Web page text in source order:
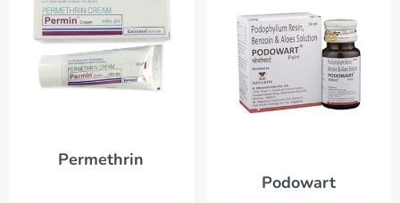
Permethrin
Podowart